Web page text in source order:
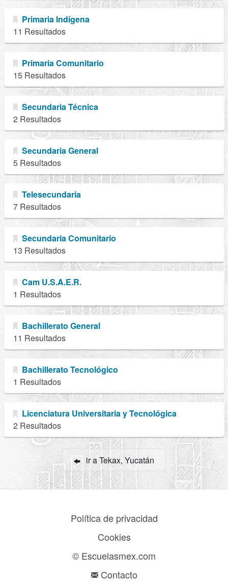
Primaria Indígena
11 Resultados
Primaria Comunitario
15 Resultados
Secundaria Técnica
2 Resultados
Secundaria General
5 Resultados
Telesecundaria
7 Resultados
Secundaria Comunitario
13 Resultados
Cam U.S.A.E.R.
1 Resultados
Bachillerato General
11 Resultados
Bachillerato Tecnológico
1 Resultados
Licenciatura Universitaria y Tecnológica
2 Resultados
ir a Tekax, Yucatán
Política de privacidad
Cookies
© Escuelasmex.com
Contacto